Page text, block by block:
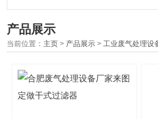
产品展示
当前位置： 主页 > 产品展示 >工业废气处理设